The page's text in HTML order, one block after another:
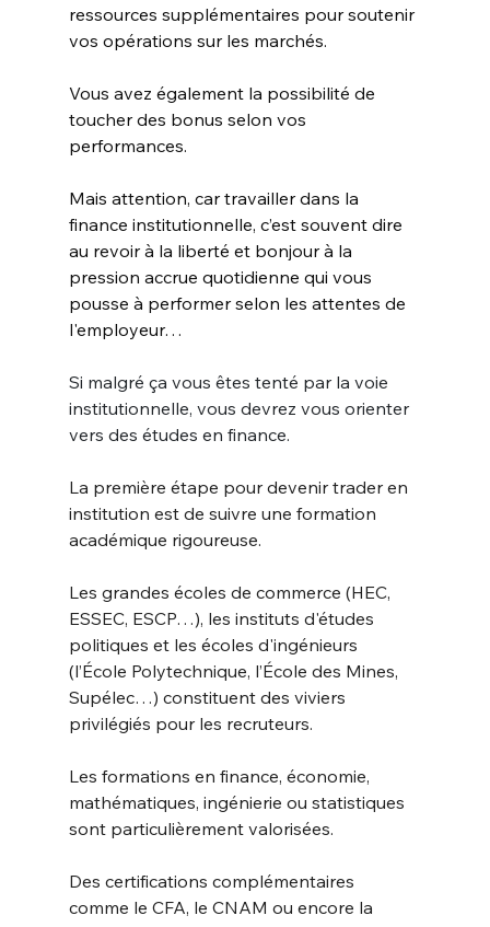
ressources supplémentaires pour soutenir
vos opérations sur les marchés.
Vous avez également la possibilité de
toucher des bonus selon vos
performances.
Mais attention, car travailler dans la
finance institutionnelle, c’est souvent dire
au revoir à la liberté et bonjour à la
pression accrue quotidienne qui vous
pousse à performer selon les attentes de
l'employeur…
Si malgré ça vous êtes tenté par la voie
institutionnelle, vous devrez vous orienter
vers des études en finance.
La première étape pour devenir trader en
institution est de suivre une formation
académique rigoureuse.
Les grandes écoles de commerce (HEC,
ESSEC, ESCP…), les instituts d'études
politiques et les écoles d'ingénieurs
(l’École Polytechnique, l’École des Mines,
Supélec…) constituent des viviers
privilégiés pour les recruteurs.
Les formations en finance, économie,
mathématiques, ingénierie ou statistiques
sont particulièrement valorisées.
Des certifications complémentaires
comme le CFA, le CNAM ou encore la